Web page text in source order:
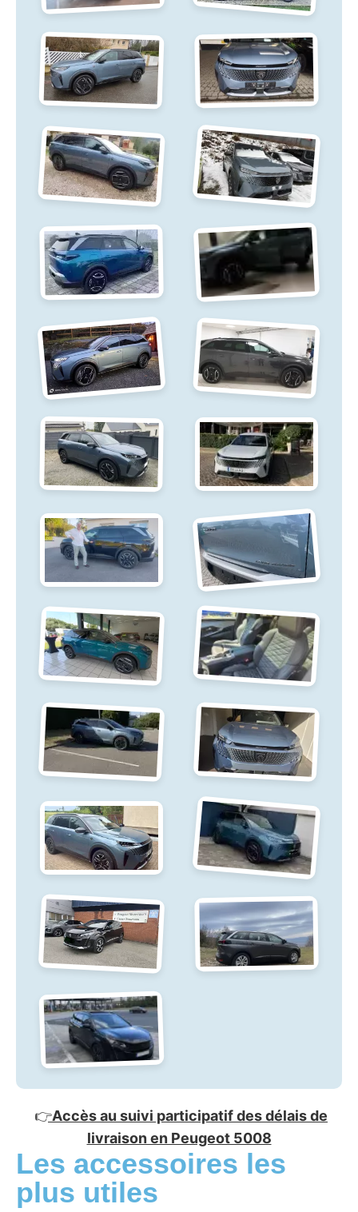
👉 Accès au suivi participatif des délais de
livraison en Peugeot 5008
Les accessoires les
plus utiles